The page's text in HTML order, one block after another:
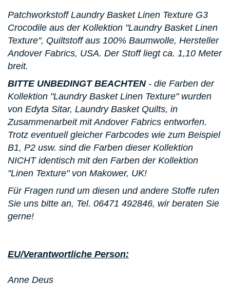
Patchworkstoff Laundry Basket Linen Texture G3
Crocodile aus der Kollektion "Laundry Basket Linen
Texture", Quiltstoff aus 100% Baumwolle, Hersteller
Andover Fabrics, USA. Der Stoff liegt ca. 1,10 Meter
breit.
BITTE UNBEDINGT BEACHTEN- die Farben der
Kollektion "Laundry Basket Linen Texture" wurden
von Edyta Sitar, Laundry Basket Quilts, in
Zusammenarbeit mit Andover Fabrics entworfen.
Trotz eventuell gleicher Farbcodes wie zum Beispiel
B1, P2 usw. sind die Farben dieser Kollektion
NICHT identisch mit den Farben der Kollektion
"Linen Texture" von Makower, UK!
Für Fragen rund um diesen und andere Stoffe rufen
Sie uns bitte an, Tel. 06471 492846, wir beraten Sie
gerne!
EU/Verantwortliche Person:
Anne Deus